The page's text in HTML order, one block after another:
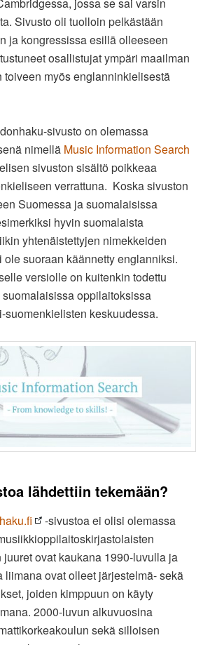
Sivusto oli tuolloin pelkästään
ja kongressissa esillä olleeseen
osallistujat ympäri maailman
toiveen myös englanninkielisestä
sivusto on olemassa
nimellä Music Information Search
sivuston sisältö poikkeaa
verrattuna. Koska sivuston
Suomessa ja suomalaisissa
hyvin suomalaista
yhtenäistettyjen nimekkeiden
ole suoraan käännetty englanniksi.
versiolle on kuitenkin todettu
oppilaitoksissa
suomenkielisten keskuudessa.
lähdettiin tekemään?
-sivustoa ei olisi olemassa
juuret ovat kaukana 1990-luvulla ja
liimana ovat olleet järjestelmä- sekä
joiden kimppuun on käyty
2000-luvun alkuvuosina
sekä silloisen